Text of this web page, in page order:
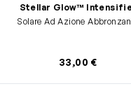
Stellar Glow™
Solare Ad Azione
33,00 €